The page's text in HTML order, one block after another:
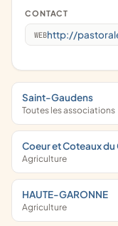
CONTACT
WEBhttp://
Saint-Gaudens
Toutes les associations
Coeur et Coteaux
Agriculture
HAUTE-GARONNE
Agriculture